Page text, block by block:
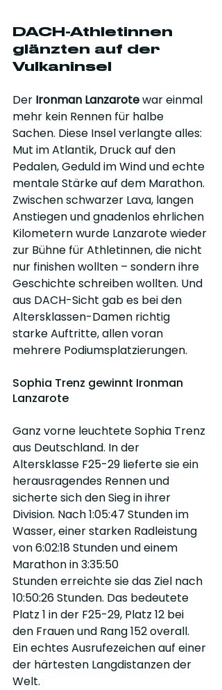
DACH-Athletinnen
glänzten auf der
Vulkaninsel
Der Ironman Lanzarote war einmal
mehr kein Rennen für halbe
Sachen. Diese Insel verlangte alles:
Mut im Atlantik, Druck auf den
Pedalen, Geduld im Wind und echte
mentale Stärke auf dem Marathon.
Zwischen schwarzer Lava, langen
Anstiegen und gnadenlos ehrlichen
Kilometern wurde Lanzarote wieder
zur Bühne für Athletinnen, die nicht
nur finishen wollten – sondern ihre
Geschichte schreiben wollten. Und
aus DACH-Sicht gab es bei den
Altersklassen-Damen richtig
starke Auftritte, allen voran
mehrere Podiumsplatzierungen.
Sophia Trenz gewinnt Ironman
Lanzarote
Ganz vorne leuchtete Sophia Trenz
aus Deutschland. In der
Altersklasse F25-29 lieferte sie ein
herausragendes Rennen und
sicherte sich den Sieg in ihrer
Division. Nach 1:05:47 Stunden im
Wasser, einer starken Radleistung
von 6:02:18 Stunden und einem
Marathon in 3:35:50
Stunden erreichte sie das Ziel nach
10:50:26 Stunden. Das bedeutete
Platz 1 in der F25-29, Platz 12 bei
den Frauen und Rang 152 overall.
Ein echtes Ausrufezeichen auf einer
der härtesten Langdistanzen der
Welt.